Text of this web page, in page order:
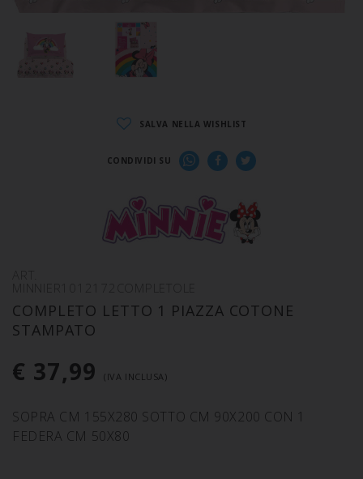
SALVA NELLA WISHLIST
CONDIVIDI SU
COMPLETO LETTO 1 PIAZZA COTONE
STAMPATO
€ 37,99 (IVA INCLUSA)
SOPRA CM 155X280 SOTTO CM 90X200 CON 1
FEDERA CM 50X80